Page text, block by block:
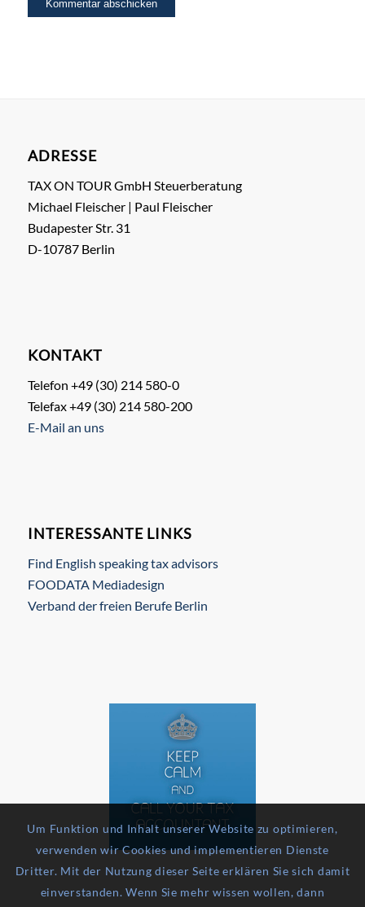
ADRESSE
TAX ON TOUR GmbH Steuerberatung
Michael Fleischer | Paul Fleischer
Budapester Str. 31
D-10787 Berlin
KONTAKT
Telefon +49 (30) 214 580-0
Telefax +49 (30) 214 580-200
E-Mail an uns
INTERESSANTE LINKS
Find English speaking tax advisors
FOODATA Mediadesign
Verband der freien Berufe Berlin
Um Funktion und Inhalt unserer Website zu optimieren,
verwenden wir Cookies und implementieren Dienste
Dritter. Mit der Nutzung dieser Seite erklären Sie sich damit
einverstanden. Wenn Sie mehr wissen wollen, dann